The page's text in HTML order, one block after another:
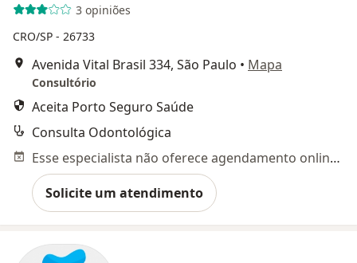
3 opiniões
CRO/SP - 26733
Avenida Vital Brasil 334, São Paulo • Mapa
Consultório
Aceita Porto Seguro Saúde
Consulta Odontológica
Esse especialista não oferece agendamento online para esse endereço.
Solicite um atendimento